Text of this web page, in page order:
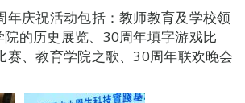
年庆祝活动包括：教师教育及学校领
的历史展览、30周年填字游戏比
赛、教育学院之歌、30周年联欢晚会